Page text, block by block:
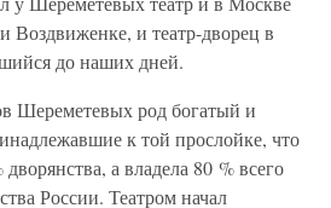
Воздвиженке, и театр-дворец в
до наших дней.
Шереметевых род богатый и
к той прослойке, что
дворянства, а владела 80 % всего
России. Театром начал